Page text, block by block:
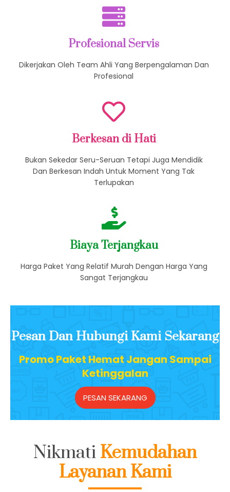
1 Jam Sebelum Acara Sudah Dilokasi, Kecuali Pesan
Dekorasi Kami Datang Lebih Awal
Profesional Servis
Dikerjakan Oleh Team Ahli Yang Berpengalaman Dan
Profesional
Berkesan di Hati
Dan Berkesan Indah Untuk Moment Yang Tak
Terlupakan
Biaya Terjangkau
Pesan Dan Hubungi Kami Sekarang
Promo Paket Hemat Jangan Sampai
Ketinggalan